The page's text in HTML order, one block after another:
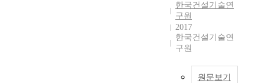
한국건설기술연
구원
2017
한국건설기술연
구원
원문보기